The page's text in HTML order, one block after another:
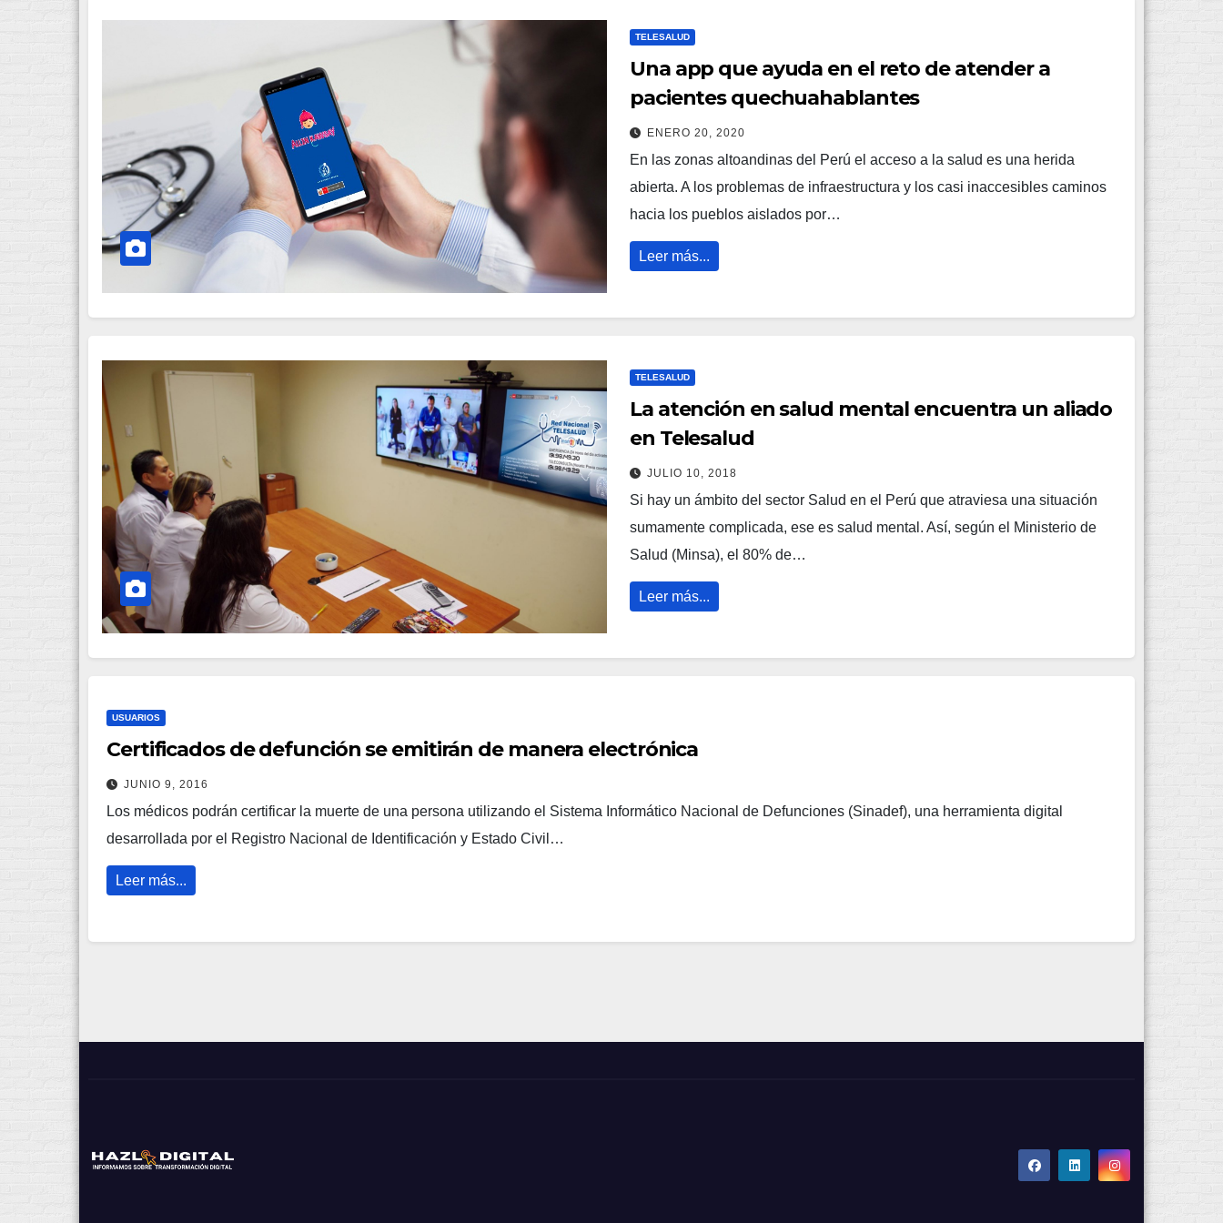
TELESALUD
Una app que ayuda en el reto de atender a
pacientes quechuahablantes
ENERO 20, 2020
En las zonas altoandinas del Perú el acceso a la salud es una herida
abierta. A los problemas de infraestructura y los casi inaccesibles caminos
hacia los pueblos aislados por…
Leer más...
TELESALUD
La atención en salud mental encuentra un aliado
en Telesalud
JULIO 10, 2018
Si hay un ámbito del sector Salud en el Perú que atraviesa una situación
sumamente complicada, ese es salud mental. Así, según el Ministerio de
Salud (Minsa), el 80% de…
Leer más...
USUARIOS
Certificados de defunción se emitirán de manera electrónica
JUNIO 9, 2016
Los médicos podrán certificar la muerte de una persona utilizando el Sistema Informático Nacional de Defunciones (Sinadef), una herramienta digital
desarrollada por el Registro Nacional de Identificación y Estado Civil…
Leer más...